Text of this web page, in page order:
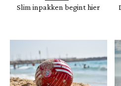
Slim inpakken begint hier